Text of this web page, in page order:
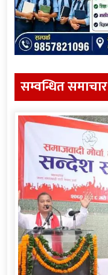
सम्वन्धित समाचार